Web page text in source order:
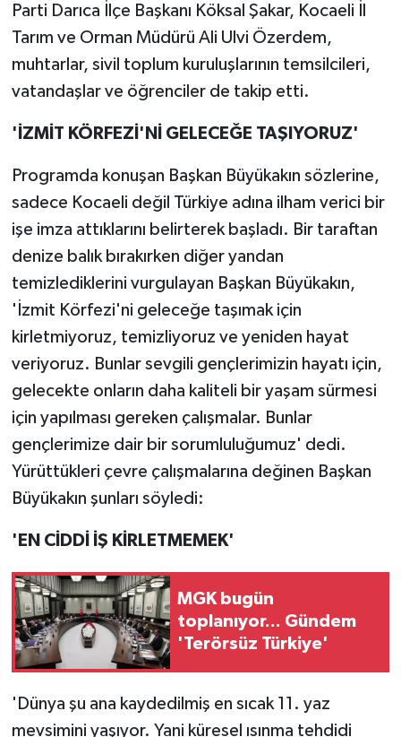
Parti Darıca İlçe Başkanı Köksal Şakar, Kocaeli İl
Tarım ve Orman Müdürü Ali Ulvi Özerdem,
muhtarlar, sivil toplum kuruluşlarının temsilcileri,
vatandaşlar ve öğrenciler de takip etti.
'İZMİT KÖRFEZİ'Nİ GELECEĞE TAŞIYORUZ'
Programda konuşan Başkan Büyükakın sözlerine,
sadece Kocaeli değil Türkiye adına ilham verici bir
işe imza attıklarını belirterek başladı. Bir taraftan
denize balık bırakırken diğer yandan
temizlediklerini vurgulayan Başkan Büyükakın,
'İzmit Körfezi'ni geleceğe taşımak için
kirletmiyoruz, temizliyoruz ve yeniden hayat
veriyoruz. Bunlar sevgili gençlerimizin hayatı için,
gelecekte onların daha kaliteli bir yaşam sürmesi
için yapılması gereken çalışmalar. Bunlar
gençlerimize dair bir sorumluluğumuz' dedi.
Yürüttükleri çevre çalışmalarına değinen Başkan
Büyükakın şunları söyledi:
'EN CİDDİ İŞ KİRLETMEMEK'
MGK bugün
toplanıyor... Gündem
'Terörsüz Türkiye'
'Dünya şu ana kaydedilmiş en sıcak 11. yaz
mevsimini yaşıyor. Yani küresel ısınma tehdidi